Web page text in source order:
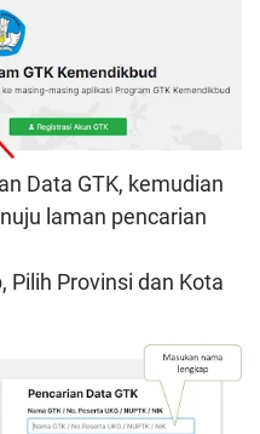
Data GTK, kemudian
laman pencarian
Pilih Provinsi dan Kota